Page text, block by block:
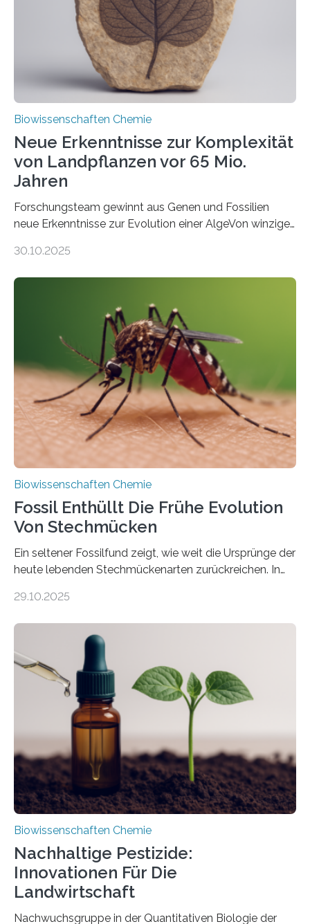
Funktionsfähigkeit der Organellen entscheidend ist. Die
Studie wurde am 28. Oktober 2025 in der
Fachzeitschrift…
Biowissenschaften Chemie
Neue Erkenntnisse zur Komplexität
von Landpflanzen vor 65 Mio.
Jahren
Forschungsteam gewinnt aus Genen und Fossilien
neue Erkenntnisse zur Evolution einer AlgeVon winzigen
Landpflanzen zählen zu den komplexesten
Grünalgen, die vor Hunderten von Millionen Jahren
lebten. Unter den Vorfahren sticht eine Gruppe heraus,
die noch heute in der Natur vorkommt: die
Süßwasseralge Coleochaetophyceae. Einige Arten
dieser Gruppe bilden aus Zellfäden dichte Geflechte
mit scheibenförmiger Gestalt. Was auffällig ist: Die
nächsten…
30.10.2025
Biowissenschaften Chemie
Fossil Enthüllt Die Frühe Evolution
Von Stechmücken
Ein seltener Fossilfund zeigt, wie weit die Ursprünge der
heute lebenden Stechmückenarten zurückreichen. In
Forschende die bisher älteste bekannte Stechmücken-
Region Kachin in Myanmar und hat sich in
ausgezeichnetem Zustand erhalten. Es konnte als neue
Art einer neuen Gattung beschrieben werden und trägt
nun den Namen Cretosabethes primaevus. Dieser erste
fossile Nachweis einer Stechmückenlarve in Bernstein
stellt gleichzeitig den ersten Fossilfund einer
Mückenlarve aus dem Mesozoikum dar, denn…
29.10.2025
Biowissenschaften Chemie
Nachhaltige Pestizide:
Innovationen Für Die
Landwirtschaft
Nachwuchsgruppe in der Quantitativen Biologie der